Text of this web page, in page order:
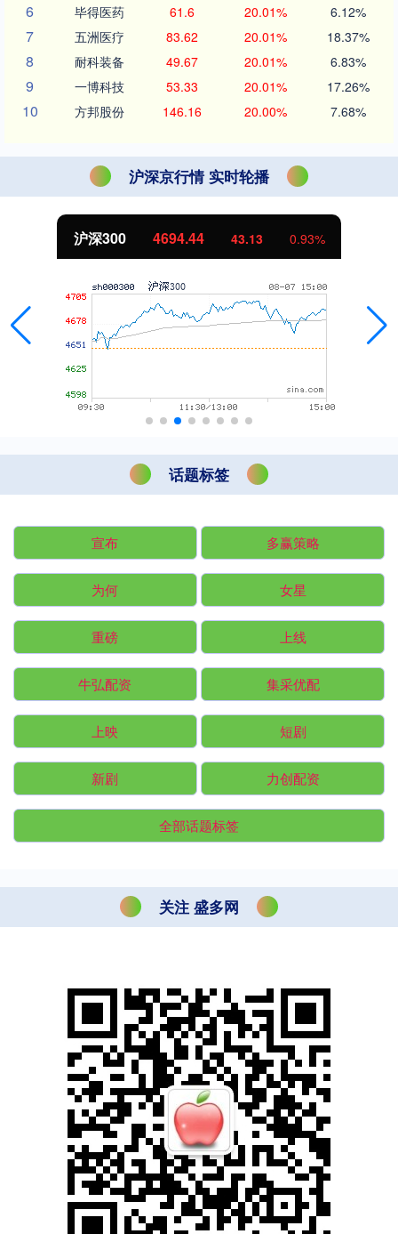
6 毕得医药 61.6 20.01% 6.12%
7 五洲医疗 83.62 20.01% 18.37%
8 耐科装备 49.67 20.01% 6.83%
9 一博科技 53.33 20.01% 17.26%
10 方邦股份 146.16 20.00% 7.68%
沪深京行情 实时轮播
沪深300 4694.44 43.13 0.93%
话题标签
宣布 多赢策略
为何 女星
重磅 上线
牛弘配资 集采优配
上映 短剧
新剧 力创配资
全部话题标签
关注 盛多网